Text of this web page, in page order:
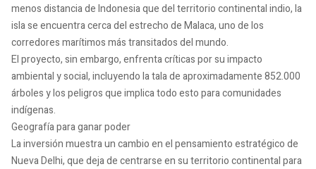
menos distancia de Indonesia que del territorio continental indio, la
isla se encuentra cerca del estrecho de Malaca, uno de los
corredores marítimos más transitados del mundo.
El proyecto, sin embargo, enfrenta críticas por su impacto
ambiental y social, incluyendo la tala de aproximadamente 852.000
árboles y los peligros que implica todo esto para comunidades
indígenas.
Geografía para ganar poder
La inversión muestra un cambio en el pensamiento estratégico de
Nueva Delhi, que deja de centrarse en su territorio continental para